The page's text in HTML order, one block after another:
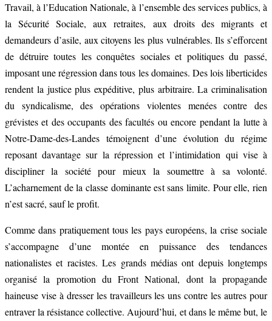
Travail, à l’Education Nationale, à l’ensemble des services publics, à
la Sécurité Sociale, aux retraites, aux droits des migrants et
demandeurs d’asile, aux citoyens les plus vulnérables. Ils s’efforcent
de détruire toutes les conquêtes sociales et politiques du passé,
imposant une régression dans tous les domaines. Des lois liberticides
rendent la justice plus expéditive, plus arbitraire. La criminalisation
du syndicalisme, des opérations violentes menées contre des
grévistes et des occupants des facultés ou encore pendant la lutte à
Notre-Dame-des-Landes témoignent d’une évolution du régime
reposant davantage sur la répression et l’intimidation qui vise à
discipliner la société pour mieux la soumettre à sa volonté.
L’acharnement de la classe dominante est sans limite. Pour elle, rien
n’est sacré, sauf le profit.
Comme dans pratiquement tous les pays européens, la crise sociale
s’accompagne d’une montée en puissance des tendances
nationalistes et racistes. Les grands médias ont depuis longtemps
organisé la promotion du Front National, dont la propagande
haineuse vise à dresser les travailleurs les uns contre les autres pour
entraver la résistance collective. Aujourd’hui, et dans le même but, le